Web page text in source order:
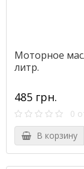
Моторное
литр.
485 грн.
0
В корзину